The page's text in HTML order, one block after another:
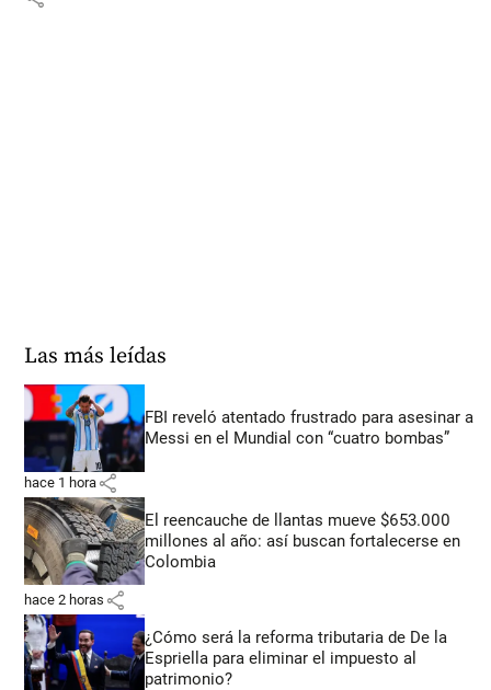
Las más leídas
FBI reveló atentado frustrado para asesinar a
Messi en el Mundial con “cuatro bombas”
hace 1 hora share
El reencauche de llantas mueve $653.000
millones al año: así buscan fortalecerse en
Colombia
hace 2 horas share
¿Cómo será la reforma tributaria de De la
Espriella para eliminar el impuesto al
patrimonio?